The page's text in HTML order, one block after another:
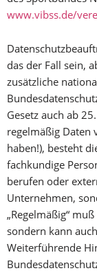
www.vibss.de/
das der Fall sein,
zusätzliche
Gesetz auch ab
regelmäßig Daten
haben!), besteht
fachkundige
berufen oder
Unternehmen,
„Regelmäßig“
sondern kann
Weiterführende